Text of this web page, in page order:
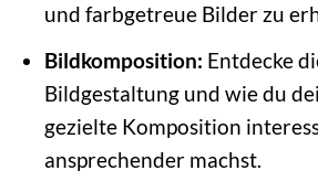
und farbgetreue Bilder zu
Bildkomposition: Entdecke
Bildgestaltung und wie du
gezielte Komposition
ansprechender machst.